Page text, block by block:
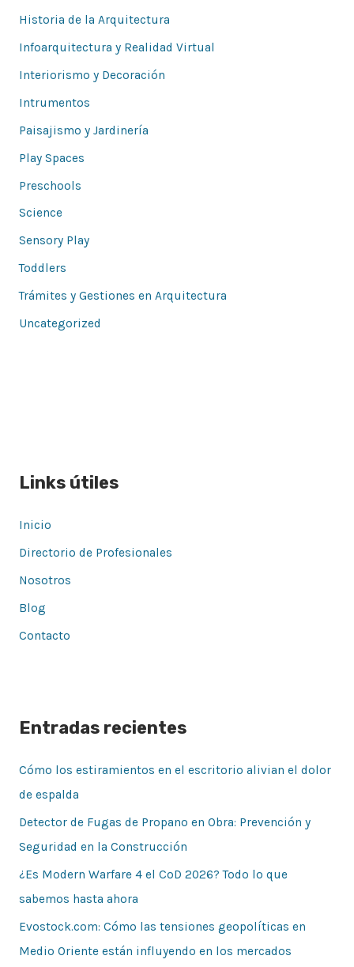
Historia de la Arquitectura
Infoarquitectura y Realidad Virtual
Interiorismo y Decoración
Intrumentos
Paisajismo y Jardinería
Play Spaces
Preschools
Science
Sensory Play
Toddlers
Trámites y Gestiones en Arquitectura
Uncategorized
Links útiles
Inicio
Directorio de Profesionales
Nosotros
Blog
Contacto
Entradas recientes
Cómo los estiramientos en el escritorio alivian el dolor
de espalda
Detector de Fugas de Propano en Obra: Prevención y
Seguridad en la Construcción
¿Es Modern Warfare 4 el CoD 2026? Todo lo que
sabemos hasta ahora
Evostock.com: Cómo las tensiones geopolíticas en
Medio Oriente están influyendo en los mercados